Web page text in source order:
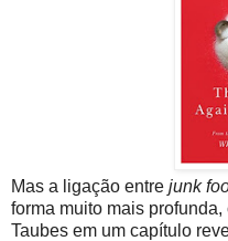
Mas a ligação entre junk
forma muito mais
Taubes em um capítulo